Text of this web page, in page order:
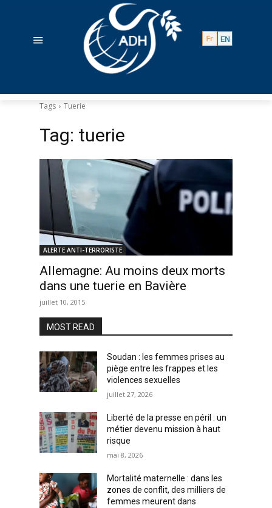
Tags Tuerie
Tag: tuerie
ALERTE ANTI-TERRORISTE
Allemagne: Au moins deux morts
dans une tuerie en Bavière
juillet 10, 2015
MOST READ
Soudan : les femmes prises au
piège entre les frappes et les
violences sexuelles
juillet 27, 2026
Liberté de la presse en péril : un
métier devenu mission à haut
risque
mai 8, 2026
Mortalité maternelle : dans les
zones de conflit, des milliers de
femmes meurent dans